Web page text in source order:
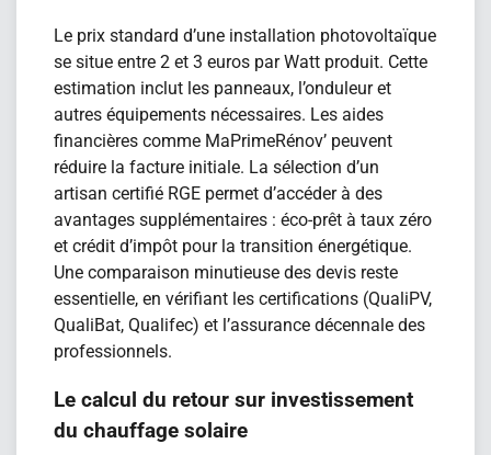
Le prix standard d’une installation photovoltaïque
se situe entre 2 et 3 euros par Watt produit. Cette
estimation inclut les panneaux, l’onduleur et
autres équipements nécessaires. Les aides
financières comme MaPrimeRénov’ peuvent
réduire la facture initiale. La sélection d’un
artisan certifié RGE permet d’accéder à des
avantages supplémentaires : éco-prêt à taux zéro
et crédit d’impôt pour la transition énergétique.
Une comparaison minutieuse des devis reste
essentielle, en vérifiant les certifications (QualiPV,
QualiBat, Qualifec) et l’assurance décennale des
professionnels.
Le calcul du retour sur investissement
du chauffage solaire